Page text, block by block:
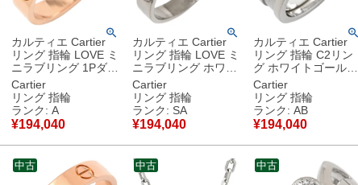
カルティエ Cartier
リング 指輪 LOVE ミ
ニラブリング 1Pダイ
ヤ ピンクゴールド
#49(JP9) スモールモ
デル LOVE Ring 750
18K PG 11号
B4050700 【保証
書】 【中古】中古美
品
Cartier
リング 指輪
ランク: A
¥194,040
カルティエ Cartier
リング 指輪 LOVE ミ
ニラブリング ホワイ
トゴールド
#56(JP16) 750 18K
WG スモールモデル
15.5号 B4049656
【中古】新品同様品
Cartier
リング 指輪
ランク: SA
¥194,040
カルティエ Cartier
リング 指輪 C2リン
グ ホワイトゴールド
#52(JP12) Cドゥ 2C
750WG 18K 18金
11.5号 【中古】中古
品
Cartier
リング 指輪
ランク: AB
¥194,040
中古 中古 中古